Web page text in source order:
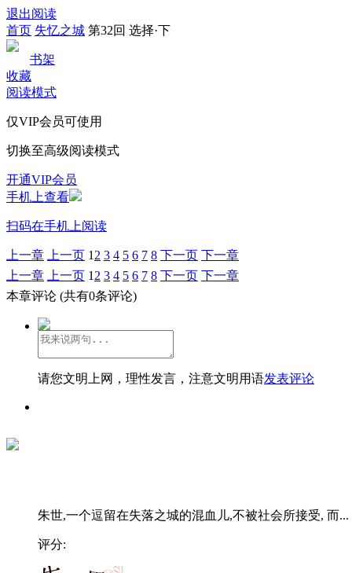
退出阅读
首页 失忆之城 第32回 选择·下
书架
收藏
阅读模式
仅VIP会员可使用
切换至高级阅读模式
开通VIP会员
手机上查看
扫码在手机上阅读
上一章 上一页 1 2 3 4 5 6 7 8 下一页 下一章
上一章
上一页 1 2 3 4 5 6 7 8 下一页 下一章
本章评论 (共有0条评论)
请您文明上网，理性发言，注意文明用语发表评论
朱世,一个逗留在失落之城的混血儿,不被社会所接受, 而...
评分: